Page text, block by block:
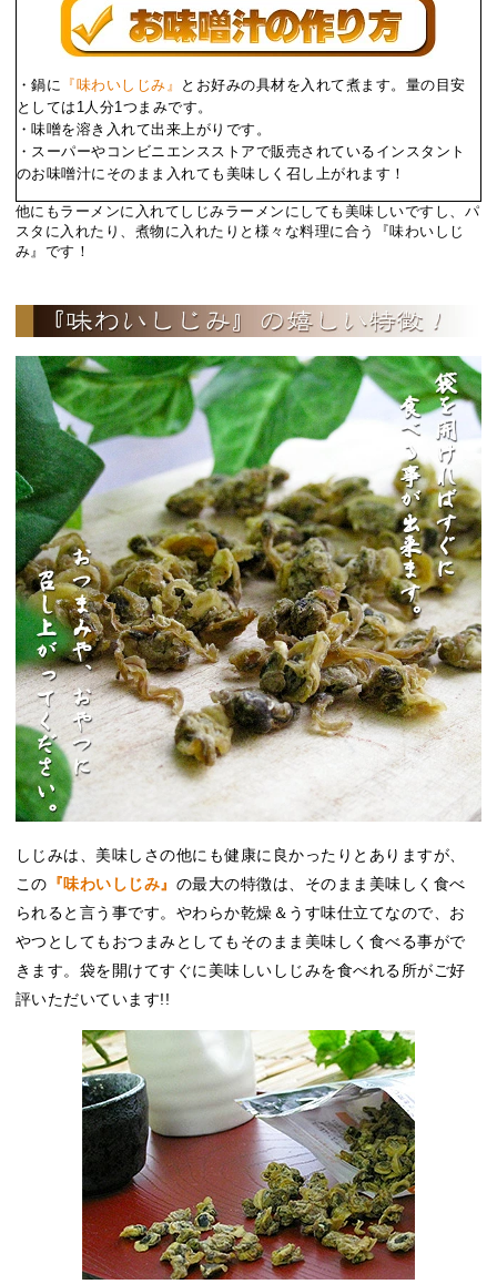
・鍋に 『味わいしじみ』
とお好みの具材を入れて煮ます。量の目安
としては1人分1つまみです。
・味噌を溶き入れて出来上がりです。
・スーパーやコンビニエンスストアで販売されているインスタント
のお味噌汁にそのまま入れても美味しく召し上がれます！
他にもラーメンに入れてしじみラーメンにしても美味しいですし、パ
スタに入れたり、煮物に入れたりと様々な料理に合う『味わいしじ
み』です！
しじみは、美味しさの他にも健康に良かったりとありますが、
この 『味わいしじみ』 の最大の特徴は、そのまま美味しく食べ
られると言う事です。やわらか乾燥＆うす味仕立てなので、お
やつとしてもおつまみとしてもそのまま美味しく食べる事がで
きます。袋を開けてすぐに美味しいしじみを食べれる所がご好
評いただいています!!